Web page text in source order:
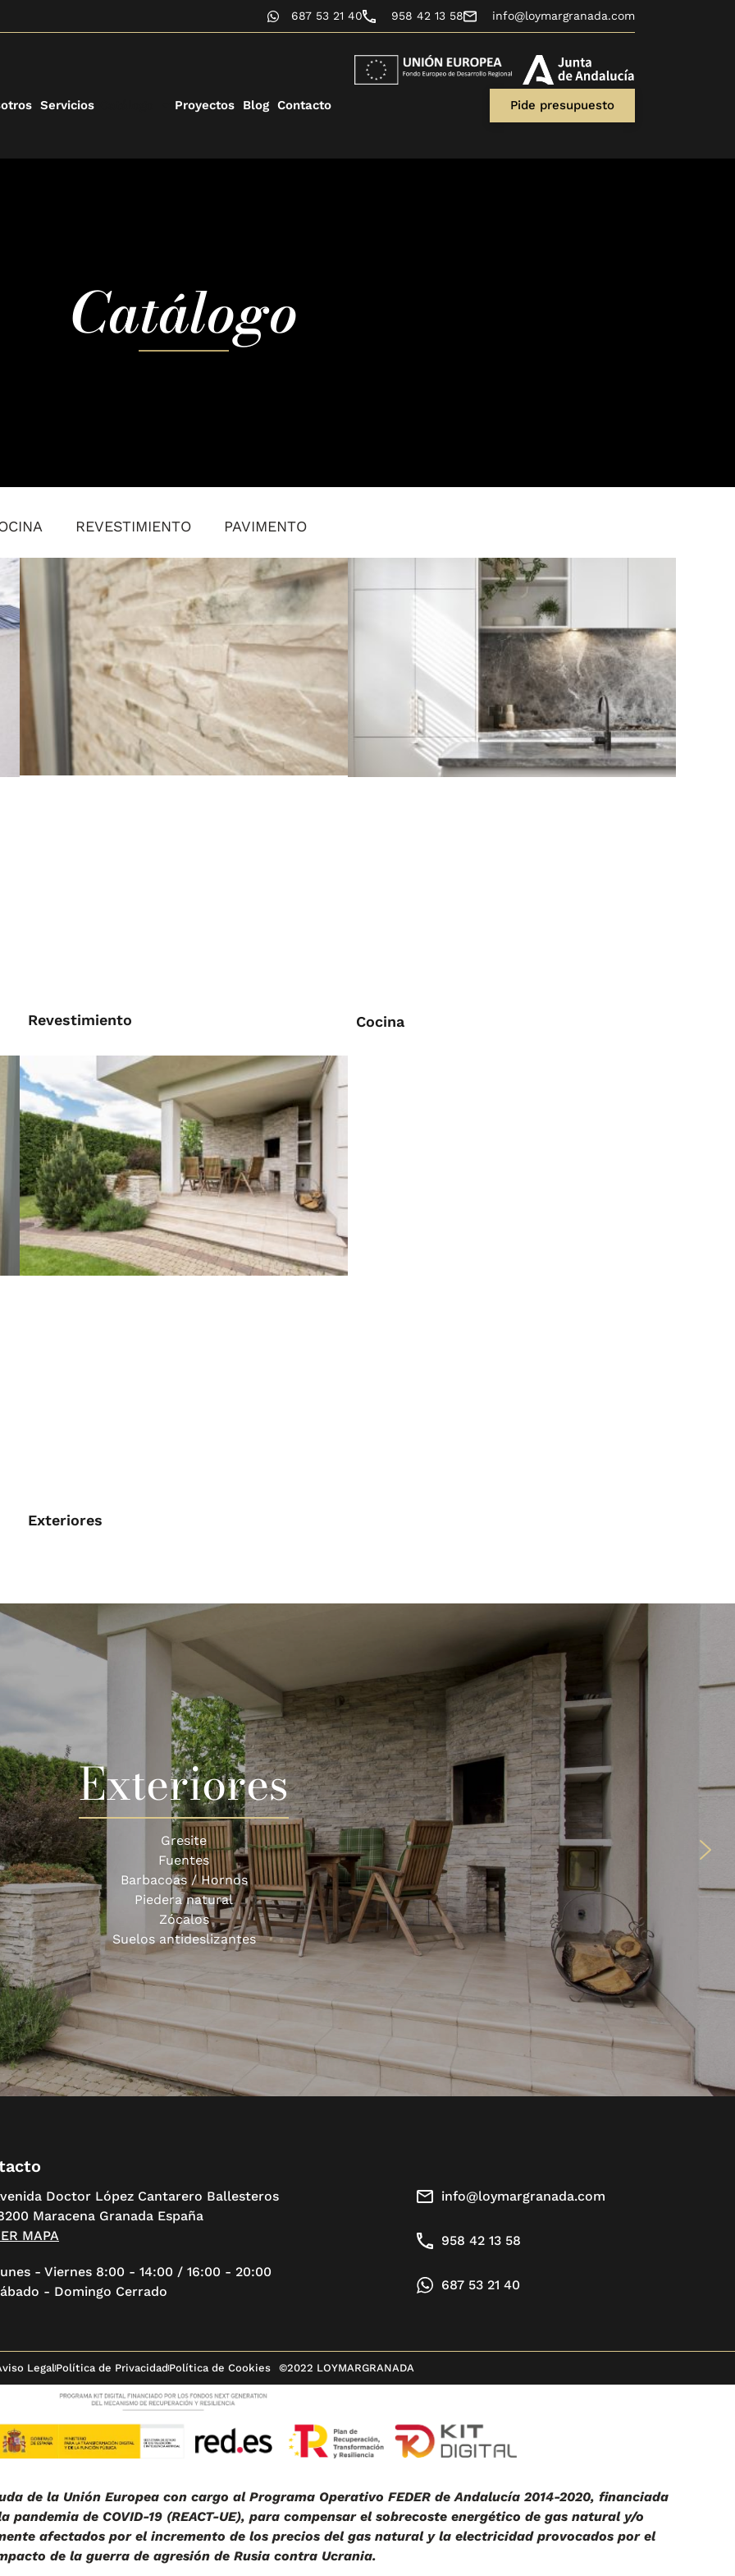
687 53 21 40 958 42 13 58 info@loymargranada.com
Servicios Proyectos Blog Contacto Pide presupuesto
Catálogo
REVESTIMIENTO PAVIMENTO
Revestimiento Cocina
Exteriores
Exteriores
Gresite
Fuentes
Barbacoas / Hornos
Piedera natural
Zócalos
Suelos antideslizantes
Doctor López Cantarero Ballesteros
Maracena Granada España
MAPA
- Viernes 8:00 - 14:00 / 16:00 - 20:00
- Domingo Cerrado
info@loymargranada.com
958 42 13 58
687 53 21 40
LegalPolítica de Privacidad Política de Cookies ©2022 LOYMARGRANADA
de la Unión Europea con cargo al Programa Operativo FEDER de Andalucía 2014-2020, financiada
de COVID-19 (REACT-UE), para compensar el sobrecoste energético de gas natural y/o
afectados por el incremento de los precios del gas natural y la electricidad provocados por el
de la guerra de agresión de Rusia contra Ucrania.